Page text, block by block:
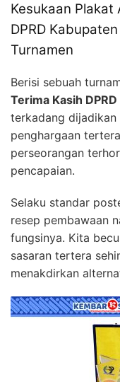
Kesukaan Plakat
DPRD
Turnamen
Berisi sebuah
Terima Kasih
terkadang
penghargaan
perseorangan
pencapaian.
Selaku standar
resep pembawaan
fungsinya. Kita
sasaran tertera
menakdirkan